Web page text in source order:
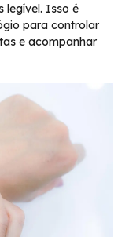
legível. Isso é
para controlar
e acompanhar